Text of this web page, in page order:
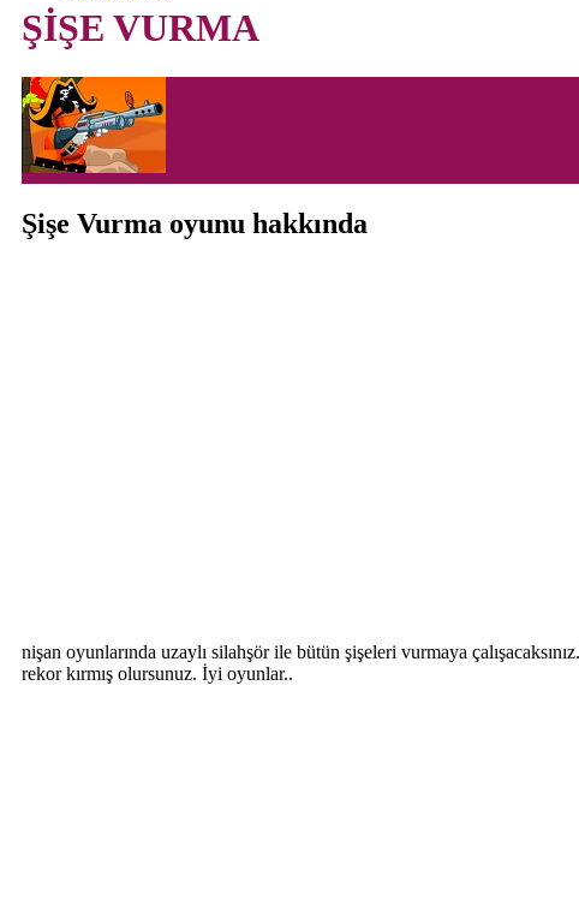
ŞİŞE VURMA
Şişe Vurma oyunu hakkında
nişan oyunlarında uzaylı silahşör ile bütün şişeleri vurmaya
rekor kırmış olursunuz. İyi oyunlar..